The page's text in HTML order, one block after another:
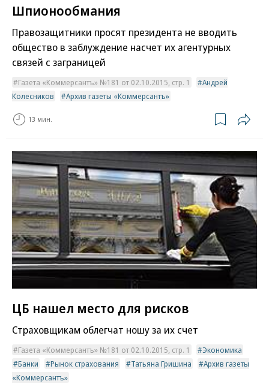
Шпионообмания
Правозащитники просят президента не вводить
общество в заблуждение насчет их агентурных
связей с заграницей
Газета «Коммерсантъ» №181 от 02.10.2015, стр. 1
Андрей
Колесников
Архив газеты «Коммерсантъ»
13 мин.
ЦБ нашел место для рисков
Страховщикам облегчат ношу за их счет
Газета «Коммерсантъ» №181 от 02.10.2015, стр. 1
Экономика
Банки
Рынок страхования Татьяна Гришина
Архив газеты
«Коммерсантъ»